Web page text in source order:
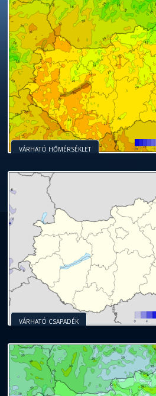
VÁRHATÓ HŐMÉRSÉKLET
VÁRHATÓ CSAPADÉK